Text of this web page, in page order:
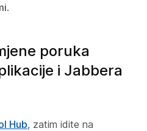
.
poruka
i Jabbera
Hub, zatim idite na